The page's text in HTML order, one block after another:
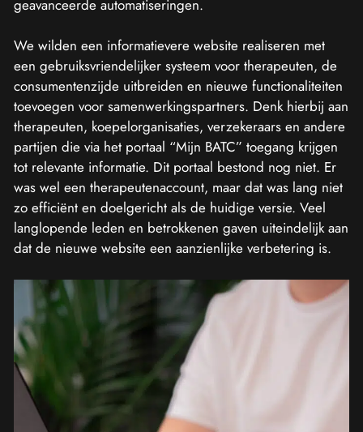
geavanceerde automatiseringen.
We wilden een informatievere website realiseren met
een gebruiksvriendelijker systeem voor therapeuten, de
consumentenzijde uitbreiden en nieuwe functionaliteiten
toevoegen voor samenwerkingspartners. Denk hierbij aan
therapeuten, koepelorganisaties, verzekeraars en andere
partijen die via het portaal “Mijn BATC” toegang krijgen
tot relevante informatie. Dit portaal bestond nog niet. Er
was wel een therapeutenaccount, maar dat was lang niet
zo efficiënt en doelgericht als de huidige versie. Veel
langlopende leden en betrokkenen gaven uiteindelijk aan
dat de nieuwe website een aanzienlijke verbetering is.